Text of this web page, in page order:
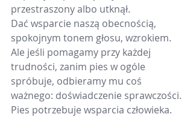
przestraszony albo utknął.
Dać wsparcie naszą obecnością,
spokojnym tonem głosu, wzrokiem.
Ale jeśli pomagamy przy każdej
trudności, zanim pies w ogóle
spróbuje, odbieramy mu coś
ważnego: doświadczenie sprawczości.
Pies potrzebuje wsparcia człowieka.